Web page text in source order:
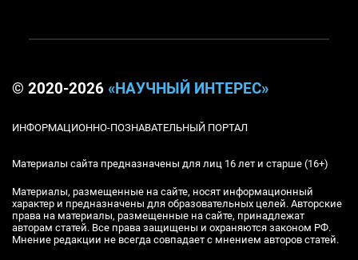
© 2020-2026 «НАУЧНЫЙ ИНТЕРЕС»
ИНФОРМАЦИОННО-ПОЗНАВАТЕЛЬНЫЙ ПОРТАЛ
Материалы сайта предназначены для лиц 16 лет и старше (16+)
Материалы, размещенные на сайте, носят информационный
характер и предназначены для образовательных целей. Авторские
права на материалы, размещенные на сайте, принадлежат
авторам статей. Все права защищены и охраняются законом РФ.
Мнение редакции не всегда совпадает с мнением авторов статей.